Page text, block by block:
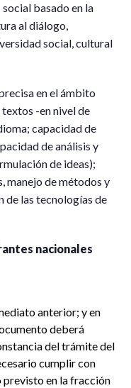
basado en la
al diálogo,
social, cultural
en el ámbito
-en nivel de
capacidad de
de análisis y
de ideas);
manejo de métodos y
de las tecnologías de
nacionales
anterior; y en
deberá
del trámite del
cumplir con
en la fracción